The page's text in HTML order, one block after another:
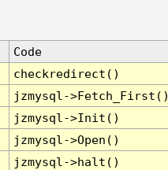
Code
checkredirect()
jzmysql-
jzmysql->Init()
jzmysql->Open()
jzmysql->halt()